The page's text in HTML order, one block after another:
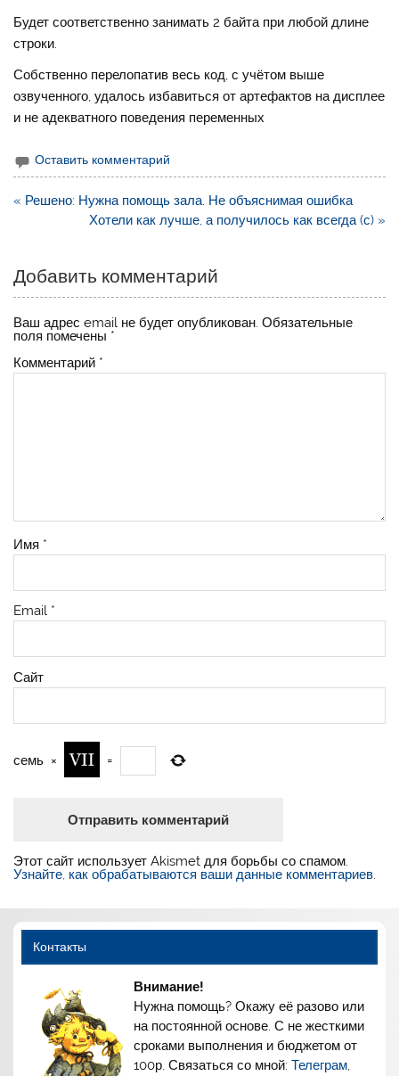
Будет соответственно занимать 2 байта при любой длине
строки.
Собственно перелопатив весь код, с учётом выше
озвученного, удалось избавиться от артефактов на дисплее
и не адекватного поведения переменных
Оставить комментарий
Навигация
« Решено: Нужна помощь зала. Не объяснимая ошибка
Хотели как лучше, а получилось как всегда (с) »
Добавить комментарий
Ваш адрес email не будет опубликован. Обязательные
поля помечены *
Комментарий *
Имя *
Email *
Сайт
семь × =
Этот сайт использует Akismet для борьбы со спамом.
Узнайте, как обрабатываются ваши данные комментариев.
Контакты
Внимание!
Нужна помощь? Окажу её разово или
на постоянной основе. С не жесткими
сроками выполнения и бюджетом от
100р. Связаться со мной:Телеграм,